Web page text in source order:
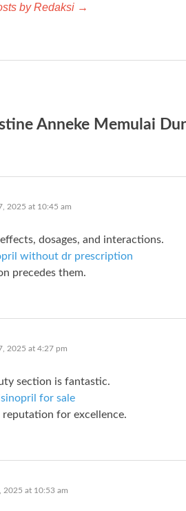
by Redaksi →
Anneke Memulai
2025 at 10:45 am
dosages, and interactions.
without dr prescription
precedes them.
2025 at 4:27 pm
section is fantastic.
for sale
for excellence.
2025 at 10:53 am